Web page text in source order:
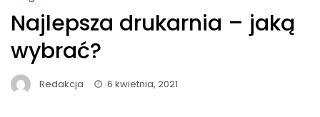
Najlepsza drukarnia – jaką
wybrać?
Redakcja 6 kwietnia, 2021